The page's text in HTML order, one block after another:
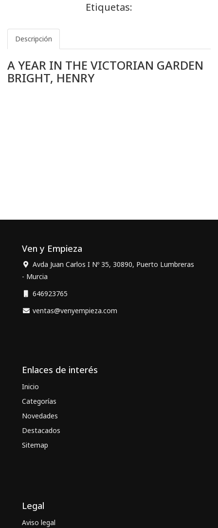
Etiquetas:
Descripción
A YEAR IN THE VICTORIAN GARDEN
BRIGHT, HENRY
Ven y Empieza
Avda Juan Carlos I Nº 35, 30890, Puerto Lumbreras
- Murcia
646923765
ventas@venyempieza.com
Enlaces de interés
Inicio
Categorías
Novedades
Destacados
Sitemap
Legal
Aviso legal